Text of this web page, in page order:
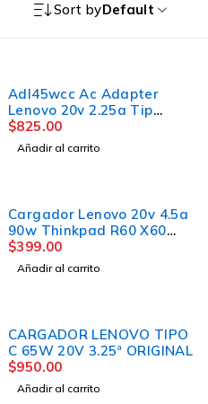
Sort byDefault
Adl45wcc Ac Adapter
Lenovo 20v 2.25a Tip
4.0x1.7mm 45w cargador
$825.00
Añadir al carrito
Cargador Lenovo 20v 4.5a
90w Thinkpad R60 X60
T60
$399.00
Añadir al carrito
CARGADOR LENOVO TIPO
C 65W 20V 3.25ª ORIGINAL
$950.00
Añadir al carrito